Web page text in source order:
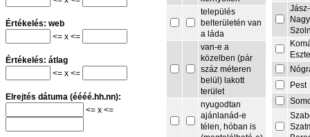
Értékelés: web
<= x <=
Értékelés: átlag
<= x <=
Elrejtés dátuma (éééé.hh.nn):
<= x <=
település
belterületén van
a láda
van-e a
közelben (pár
száz méteren
belül) lakott
terület
nyugodtan
ajánlanád-e
télen, hóban is
Jász-
Pest